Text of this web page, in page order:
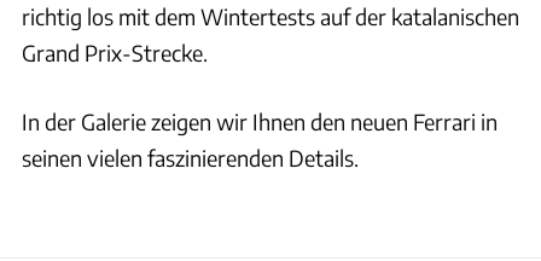
richtig los mit dem Wintertests auf der katalanischen
Grand Prix-Strecke.
In der Galerie zeigen wir Ihnen den neuen Ferrari in
seinen vielen faszinierenden Details.